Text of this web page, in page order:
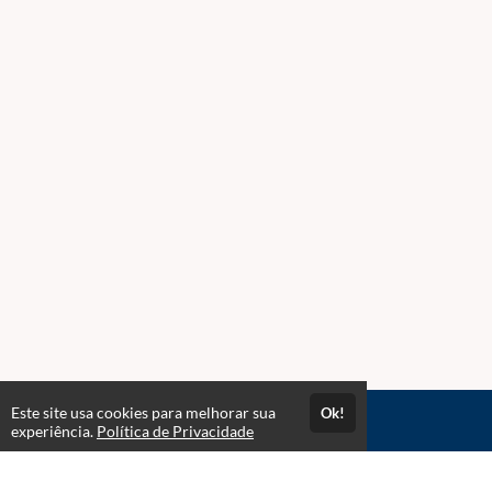
Acesso por 1 ano
Este site usa cookies para melhorar sua
experiência. Política de Privacidade
Ok!